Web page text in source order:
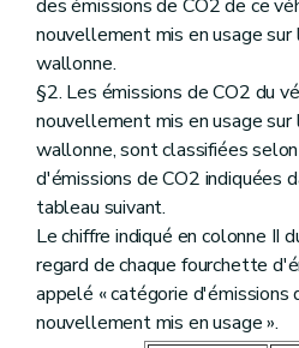
des émissions de CO2 de ce
nouvellement mis en usage
wallonne.
§2. Les émissions de CO2 du
nouvellement mis en usage
wallonne, sont classifiées
d'émissions de CO2 indiquées
tableau suivant.
Le chiffre indiqué en colonne II
regard de chaque fourchette
appelé « catégorie d'émissions
nouvellement mis en usage ».